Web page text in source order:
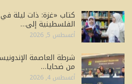
كتاب «غزة: ذات ليلة في
الفلسطينية إلى…
أغسطس 5, 2026
شرطة العاصمة
من ضحايا…
أغسطس 4, 2026